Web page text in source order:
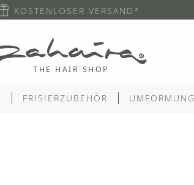
KOSTENLOSER VERSAND*
FRISIERZUBEHÖR UMFORMUNG